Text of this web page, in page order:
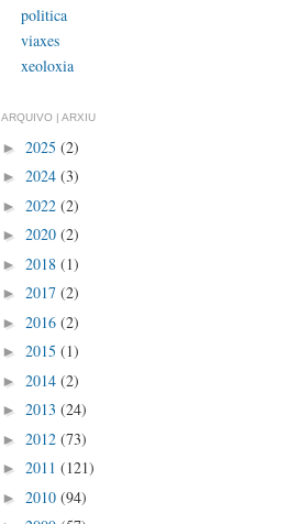
politica
viaxes
xeoloxia
ARQUIVO | ARXIU
► 2025 (2)
► 2024 (3)
► 2022 (2)
► 2020 (2)
► 2018 (1)
► 2017 (2)
► 2016 (2)
► 2015 (1)
► 2014 (2)
► 2013 (24)
► 2012 (73)
► 2011 (121)
► 2010 (94)